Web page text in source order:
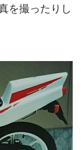
を撮ったりし